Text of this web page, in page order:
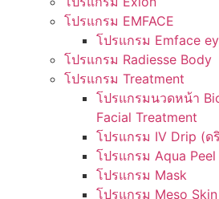
โปรแกรม EMFACE
โปรแกรม Emface
โปรแกรม Radiesse Body
โปรแกรม Treatment
โปรแกรมนวดหน้า
Facial Treatment
โปรแกรม IV Drip (ด
โปรแกรม Aqua Peel
โปรแกรม Mask
โปรแกรม Meso Skin